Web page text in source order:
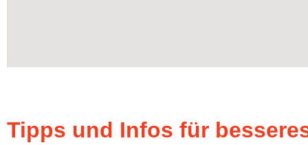
Tipps und Infos für